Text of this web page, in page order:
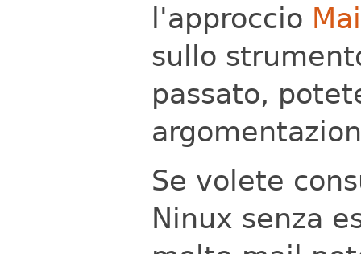
l'approccio
sullo
passato,
Se volete
Ninux senza